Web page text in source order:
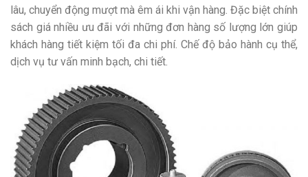
lâu, chuyển động mượt mà êm ái khi vận hàng. Đặc biệt chính
sách giá nhiều ưu đãi với những đơn hàng số lượng lớn giúp
khách hàng tiết kiệm tối đa chi phí. Chế độ bảo hành cụ thể,
dịch vụ tư vấn minh bạch, chi tiết.